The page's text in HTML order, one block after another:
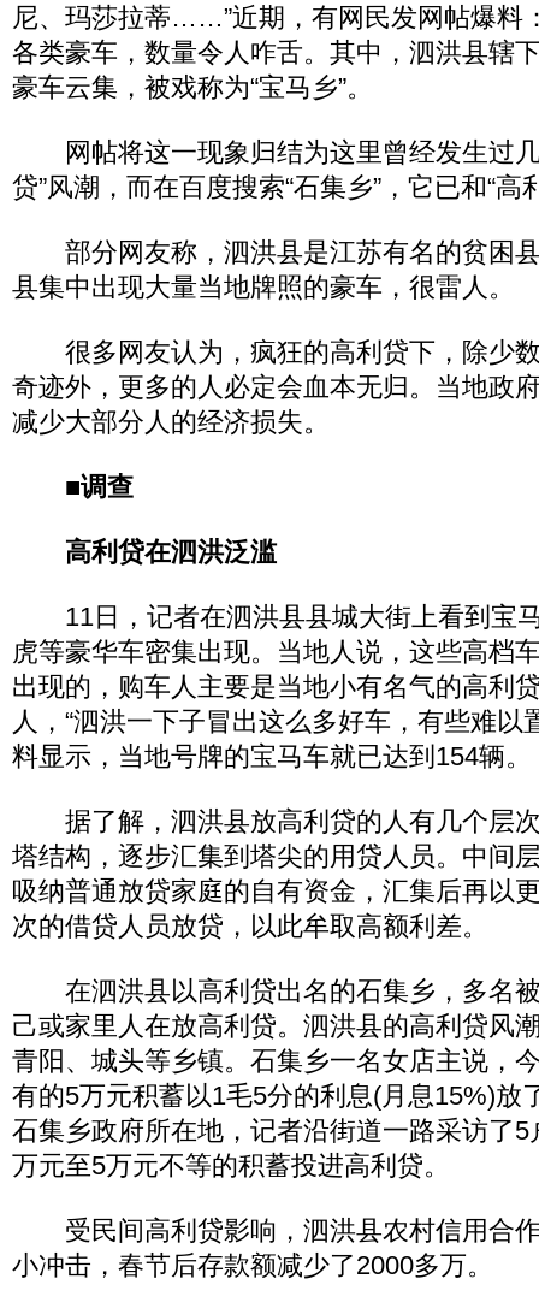
尼、玛莎拉蒂……”近期，有网民发网帖爆料
各类豪车，数量令人咋舌。其中，泗洪县辖
豪车云集，被戏称为“宝马乡”。
网帖将这一现象归结为这里曾经发生过几
贷”风潮，而在百度搜索“石集乡”，它已和“高
部分网友称，泗洪县是江苏有名的贫困
县集中出现大量当地牌照的豪车，很雷人。
很多网友认为，疯狂的高利贷下，除少
奇迹外，更多的人必定会血本无归。当地政
减少大部分人的经济损失。
■调查
高利贷在泗洪泛滥
11日，记者在泗洪县县城大街上看到宝
虎等豪华车密集出现。当地人说，这些高档
出现的，购车人主要是当地小有名气的高利
人，“泗洪一下子冒出这么多好车，有些难以
料显示，当地号牌的宝马车就已达到154辆。
据了解，泗洪县放高利贷的人有几个层
塔结构，逐步汇集到塔尖的用贷人员。中间
吸纳普通放贷家庭的自有资金，汇集后再以
次的借贷人员放贷，以此牟取高额利差。
在泗洪县以高利贷出名的石集乡，多名
己或家里人在放高利贷。泗洪县的高利贷风
青阳、城头等乡镇。石集乡一名女店主说，
有的5万元积蓄以1毛5分的利息(月息15%)放
石集乡政府所在地，记者沿街道一路采访了
万元至5万元不等的积蓄投进高利贷。
受民间高利贷影响，泗洪县农村信用合
小冲击，春节后存款额减少了2000多万。